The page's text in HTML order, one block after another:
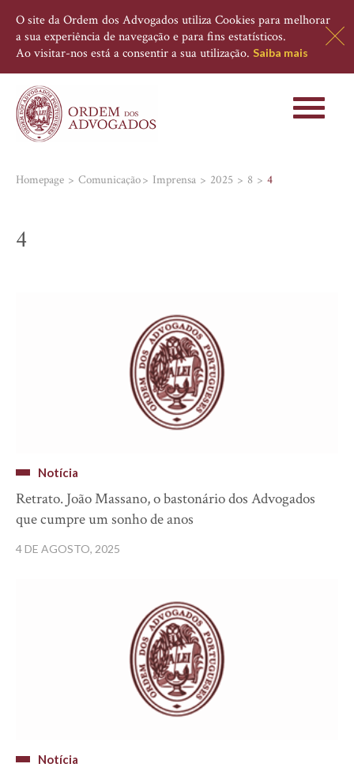
O site da Ordem dos Advogados utiliza Cookies para melhorar
a sua experiência de navegação e para fins estatísticos.
Ao visitar-nos está a consentir a sua utilização. Saiba mais
Toggle
Homepage Comunicação Imprensa 2025 8 4
4
Notícia
Retrato. João Massano, o bastonário dos Advogados
que cumpre um sonho de anos
4 DE AGOSTO, 2025
Notícia